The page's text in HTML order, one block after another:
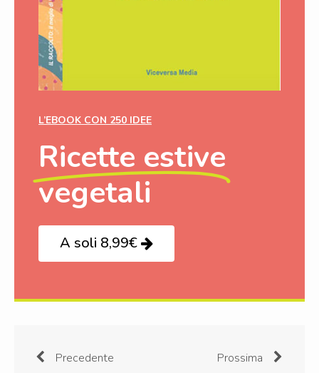
L’EBOOK CON 250 IDEE
Ricette estive
vegetali
A soli 8,99€
Precedente Prossima